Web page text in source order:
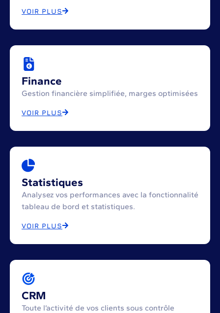
VOIR PLUS
Finance
Gestion financière simplifiée, marges optimisées
VOIR PLUS
Statistiques
Analysez vos performances avec la fonctionnalité
tableau de bord et statistiques.
VOIR PLUS
CRM
Toute l’activité de vos clients sous contrôle